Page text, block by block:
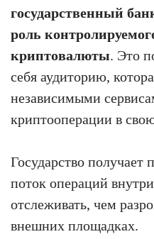
государственный
роль
криптовалюты. Это
себя аудиторию,
независимыми
криптооперации в
Государство получает
поток операций
отслеживать, чем
внешних площадках.